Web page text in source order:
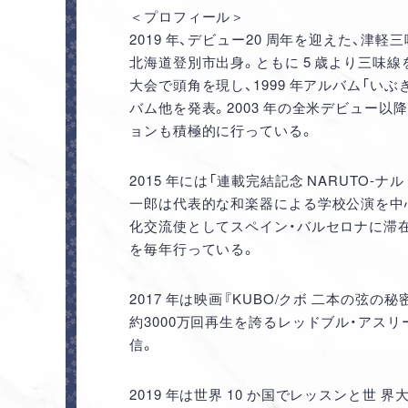
＜プロフィール＞
2019 年、デビュー20 周年を迎えた、津軽
北海道登別市出身。ともに 5 歳より三味
大会で頭角を現し、1999 年アルバム「い
バム他を発表。2003 年の全米デビュー以
ョンも積極的に行っている。
2015 年には「連載完結記念 NARUTO-ナ
一郎は代表的な和楽器による学校公演を中
化交流使としてスペイン・バルセロナに
を毎年行っている。
2017 年は映画『KUBO/クボ 二本の弦の秘
約3000万回再生を誇るレッドブル・アスリ
信。
2019 年は世界 10 か国でレッスンと世 界